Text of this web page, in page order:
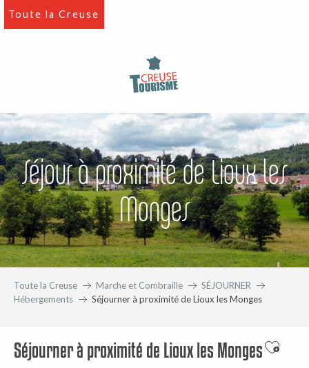
Aller
Toute la Creuse
Séjour à proximité de Lioux les
Monges
Toute la Creuse Marche et Combraille
SÉJOURNER
Hébergements
Séjourner à proximité de Lioux les Monges
Séjourner à proximité de Lioux les Monges